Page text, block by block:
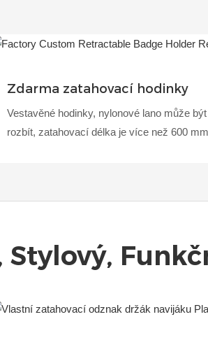
Zdarma zatahovací hodinky
Vestavěné hodinky, nylonové lano může
rozbít, zatahovací délka je více než 600
Stylový,